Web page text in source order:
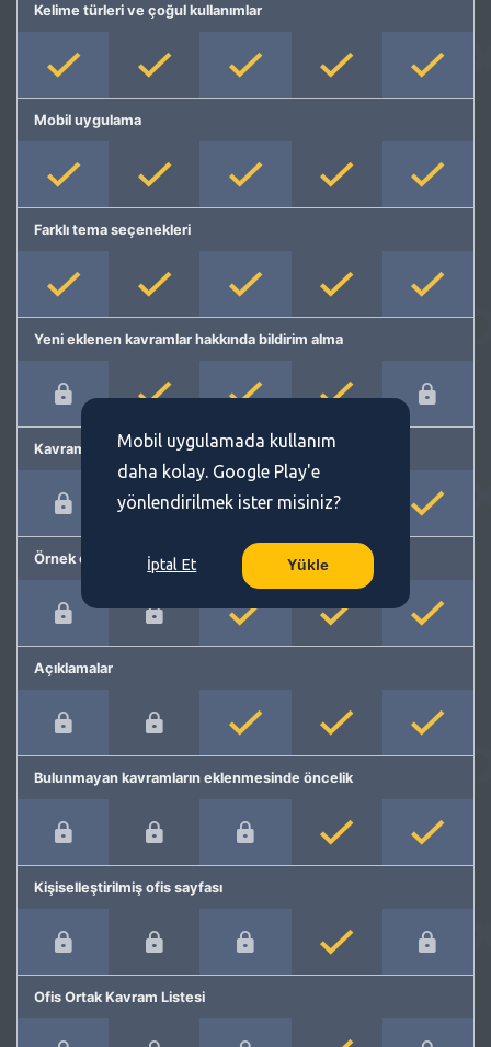
Kelime türleri ve çoğul kullanımlar
Mobil uygulama
Farklı tema seçenekleri
Yeni eklenen kavramlar hakkında bildirim alma
Kavram önerme
Örnek cümleler
Açıklamalar
Bulunmayan kavramların eklenmesinde öncelik
Kişiselleştirilmiş ofis sayfası
Ofis Ortak Kavram Listesi
Mobil uygulamada kullanım
daha kolay. Google Play'e
yönlendirilmek ister misiniz?
İptal Et Yükle